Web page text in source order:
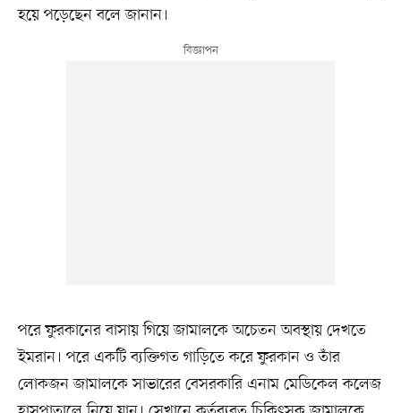
হয়ে পড়েছেন বলে জানান।
পরে ফুরকানের বাসায় গিয়ে জামালকে অচেতন অবস্থায় দেখতে
ইমরান। পরে একটি ব্যক্তিগত গাড়িতে করে ফুরকান ও তাঁর
লোকজন জামালকে সাভারের বেসরকারি এনাম মেডিকেল কলেজ